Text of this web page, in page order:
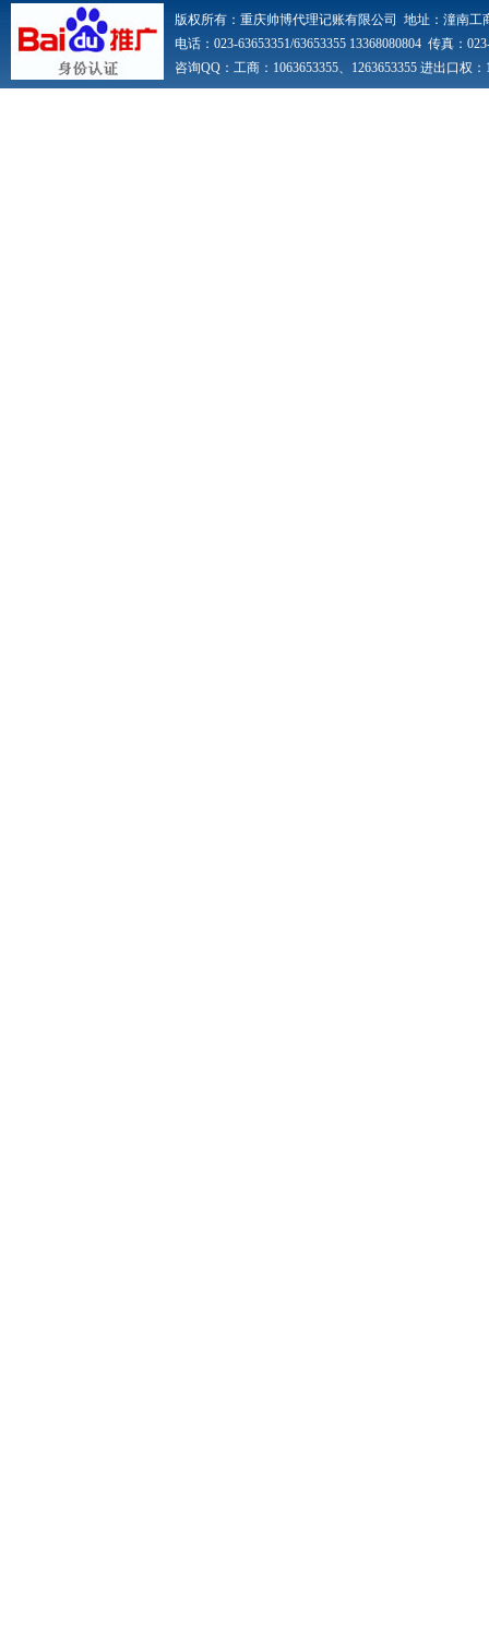
版权所有：重庆帅博代理记账有限公司 地址：潼南
电话：023-63653351/63653355 13368080804 传真：
咨询QQ：工商：1063653355、1263653355 进出口权